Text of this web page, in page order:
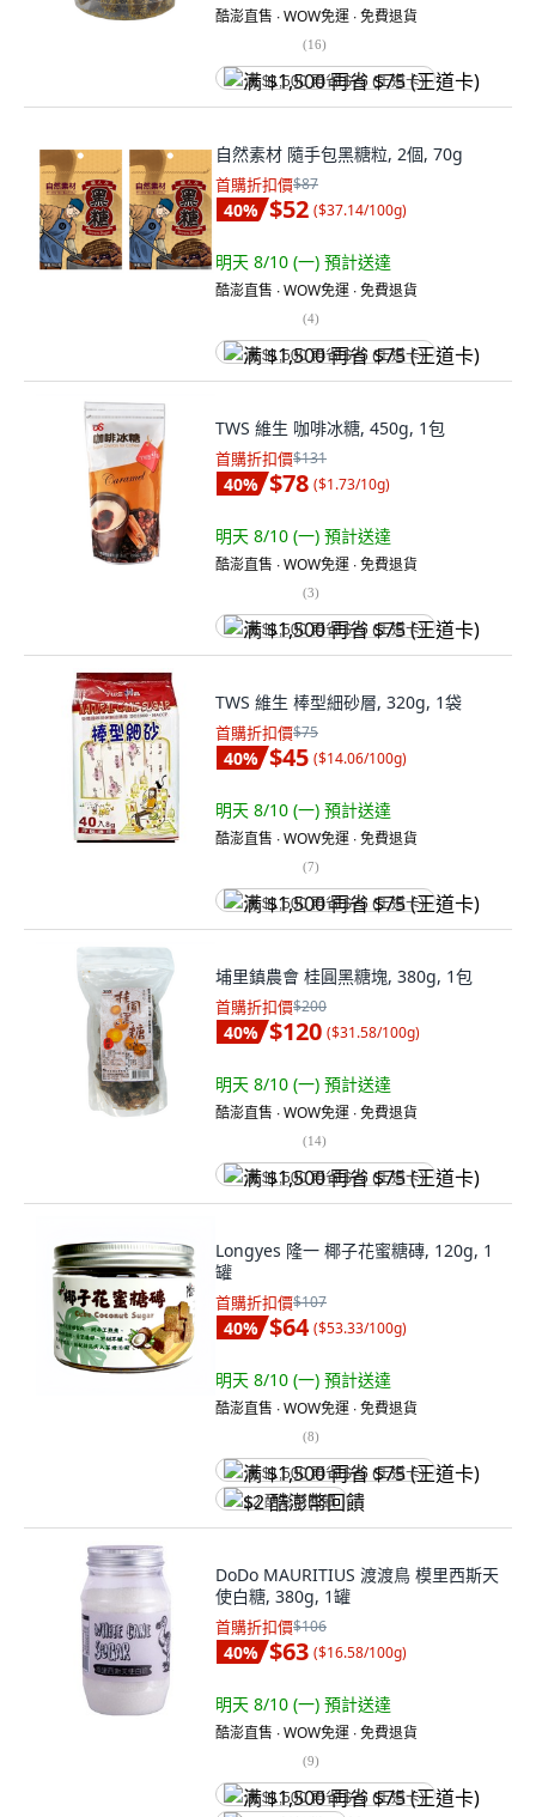
酷澎直售 ∙ WOW免運 ∙ 免費退貨
(16)
满 $1,500 再省 $75 (王道卡)
自然素材 隨手包黑糖粒, 2個, 70g
首購折扣價$87
40% $52 ($37.14/100g)
明天 8/10 (一) 預計送達
酷澎直售 ∙ WOW免運 ∙ 免費退貨
(4)
满 $1,500 再省 $75 (王道卡)
TWS 維生 咖啡冰糖, 450g, 1包
首購折扣價$131
40% $78 ($1.73/10g)
明天 8/10 (一) 預計送達
酷澎直售 ∙ WOW免運 ∙ 免費退貨
(3)
满 $1,500 再省 $75 (王道卡)
TWS 維生 棒型細砂層, 320g, 1袋
首購折扣價$75
40% $45 ($14.06/100g)
明天 8/10 (一) 預計送達
酷澎直售 ∙ WOW免運 ∙ 免費退貨
(7)
满 $1,500 再省 $75 (王道卡)
埔里鎮農會 桂圓黑糖塊, 380g, 1包
首購折扣價$200
40% $120 ($31.58/100g)
明天 8/10 (一) 預計送達
酷澎直售 ∙ WOW免運 ∙ 免費退貨
(14)
满 $1,500 再省 $75 (王道卡)
Longyes 隆一 椰子花蜜糖磚, 120g, 1
罐
首購折扣價$107
40% $64 ($53.33/100g)
明天 8/10 (一) 預計送達
酷澎直售 ∙ WOW免運 ∙ 免費退貨
(8)
满 $1,500 再省 $75 (王道卡)
$2 酷澎幣回饋
DoDo MAURITIUS 渡渡鳥 模里西斯天
使白糖, 380g, 1罐
首購折扣價$106
40% $63 ($16.58/100g)
明天 8/10 (一) 預計送達
酷澎直售 ∙ WOW免運 ∙ 免費退貨
(9)
满 $1,500 再省 $75 (王道卡)